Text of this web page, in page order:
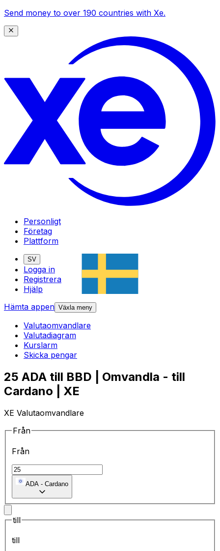
Send money to over 190 countries with Xe.
Personligt
Företag
Plattform
SV
Logga in
Registrera
Hjälp
Hämta appen Växla meny
Valutaomvandlare
Valutadiagram
Kurslarm
Skicka pengar
25 ADA till BBD | Omvandla - till
Cardano | XE
XE Valutaomvandlare
Från
Från
ADA - Cardano
till
till